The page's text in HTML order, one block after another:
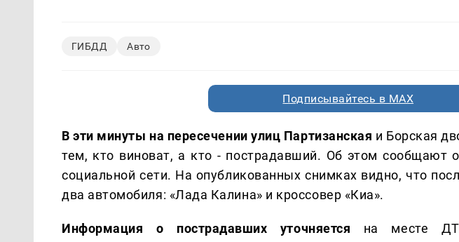
ГИБДД Авто
Подписывайтесь в MAX
В эти минуты на пересечении улиц Партизанская и Борская
тем, кто виноват, а кто - пострадавший. Об этом сообщают
социальной сети. На опубликованных снимках видно, что
два автомобиля: «Лада Калина» и кроссовер «Киа».
Информация о пострадавших уточняется на месте